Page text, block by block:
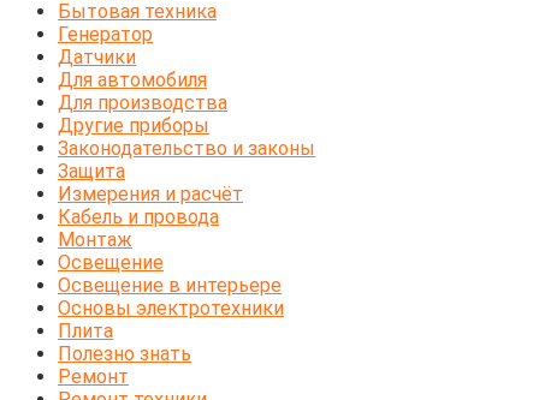
Бытовая техника
Генератор
Датчики
Для автомобиля
Для производства
Другие приборы
Законодательство и законы
Защита
Измерения и расчёт
Кабель и провода
Монтаж
Освещение
Освещение в интерьере
Основы электротехники
Плита
Полезно знать
Ремонт